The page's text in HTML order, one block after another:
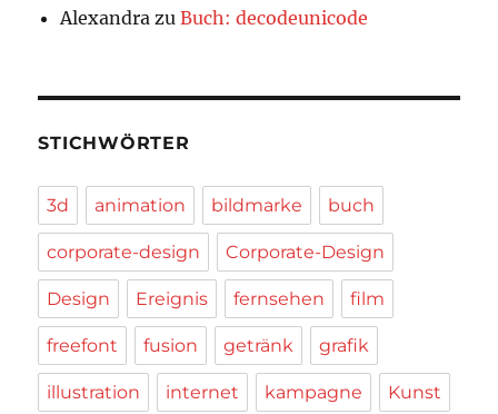
Alexandra zuBuch: decodeunicode
STICHWÖRTER
3d animation bildmarke buch
corporate-design Corporate-Design
Design Ereignis fernsehen film
freefont fusion getränk grafik
illustration internet kampagne Kunst